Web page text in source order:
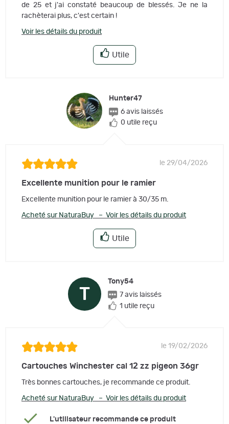
de 25 et j'ai constaté beaucoup de blessés. Je ne la
rachèterai plus, c'est certain !
Voir les détails du produit
Utile
Hunter47
6 avis laissés
0 utile reçu
le 29/04/2026
Excellente munition pour le ramier
Excellente munition pour le ramier à 30/35 m.
Acheté sur NaturaBuy – Voir les détails du produit
Utile
T
Tony54
7 avis laissés
1 utile reçu
le 19/02/2026
Cartouches Winchester cal 12 zz pigeon 36gr
Très bonnes cartouches, je recommande ce produit.
Acheté sur NaturaBuy – Voir les détails du produit
L'utilisateur recommande ce produit